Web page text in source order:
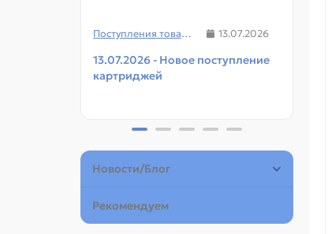
Поступления товаров 13.07.2026
13.07.2026 - Новое поступление
картриджей
Новости/Блог
Рекомендуем